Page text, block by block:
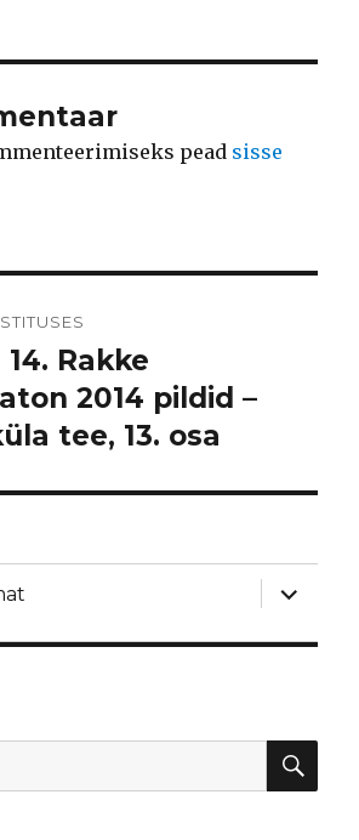
pead sisse
Rakke
2014 pildid –
tee, 13. osa
laienda